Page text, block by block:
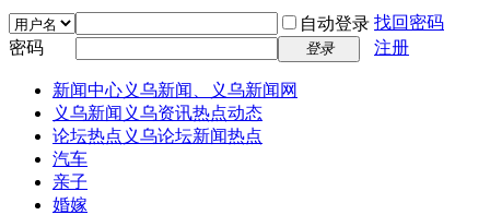
自动登录 找回密码
密码
登录 注册
新闻中心义乌新闻、义乌新闻网
义乌新闻 义乌资讯热点动态
论坛热点 义乌论坛新闻热点
汽车
亲子
婚嫁